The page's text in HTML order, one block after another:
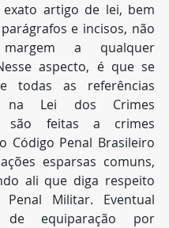
exato artigo de lei, bem
e incisos, não
margem a qualquer
aspecto, é que se
todas as referências
na Lei dos Crimes
são feitas a crimes
Código Penal Brasileiro
esparsas comuns,
ali que diga respeito
Militar. Eventual
de equiparação por